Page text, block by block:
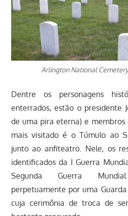
Arlington National
Dentre os personagens
enterrados, estão o presidente
de uma pira eterna) e membros
mais visitado é o Túmulo ao
junto ao anfiteatro. Nele, os
identificados da I Guerra
Segunda Guerra
perpetuamente por uma
cuja cerimônia de troca de